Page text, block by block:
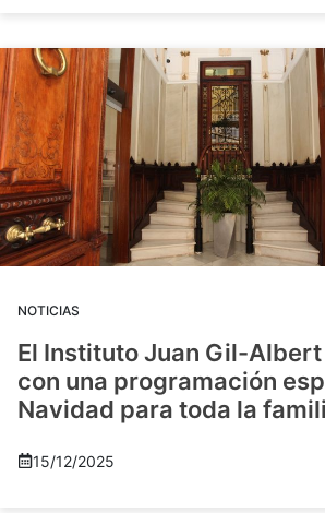
NOTICIAS
El Instituto Juan Gil-
con una programación
Navidad para toda la
15/12/2025